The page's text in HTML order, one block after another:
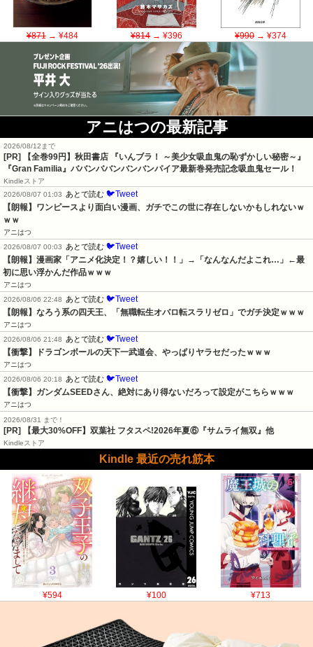
¥871→ ¥484 ¥814→ ¥396 ¥990→ ¥374
アニはつの最新記事
2026/08/12まで
[PR]
【全巻99円】秋田書店 『いんブラ！ ～美少女吸血鬼の恥ずかしい秘密～』
『Gran Familia』ババンババンバンバンパイア最新巻発売記念吸血鬼セール！
Kindleストア
2026/08/07 01:03
あとで読む 🐦Tweet
【朗報】ワンピースより面白い漫画、ガチでこの世に存在しないかもしれないｗ
ｗｗ
アニはつ
2026/08/07 00:03
あとで読む 🐦Tweet
【朗報】漫画家「アニメ化決定！？嬉しい！！」→「なんなんだよこれ…」←最
初に思い浮かんだ作品ｗｗｗ
アニはつ
2026/08/06 22:48
あとで読む 🐦Tweet
【朗報】なろう系の四天王、「無職転生オバロ転スラリゼロ」でガチ決定ｗｗｗ
アニはつ
2026/08/06 21:48
あとで読む 🐦Tweet
【衝撃】ドラゴンボールの天下一武道会、やっぱりヤラセだったｗｗｗ
アニはつ
2026/08/06 20:18
あとで読む 🐦Tweet
【衝撃】ガンダムSEEDさん、絶対にあり得ないだろって設定がこちらｗｗｗ
アニはつ
2026/08/31 まで！
[PR] 【最大30%OFF】双葉社 フタスペ!2026年夏⑥『サムライ無双』他
Kindleストア
Kindle 最近の売れ筋本
¥594 ¥100 ¥713